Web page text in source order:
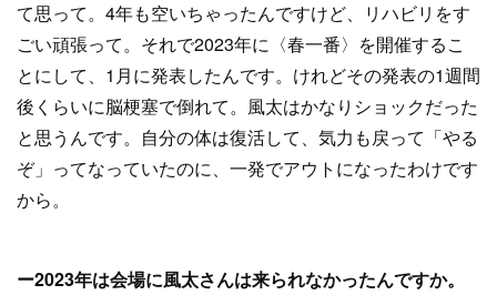
て思って。4年も空いちゃったんですけど、リハビリをす
ごい頑張って。それで2023年に〈春一番〉を開催するこ
とにして、1月に発表したんです。けれどその発表の1週間
後くらいに脳梗塞で倒れて。風太はかなりショックだった
と思うんです。自分の体は復活して、気力も戻って「やる
ぞ」ってなっていたのに、一発でアウトになったわけです
から。
ー2023年は会場に風太さんは来られなかったんですか。